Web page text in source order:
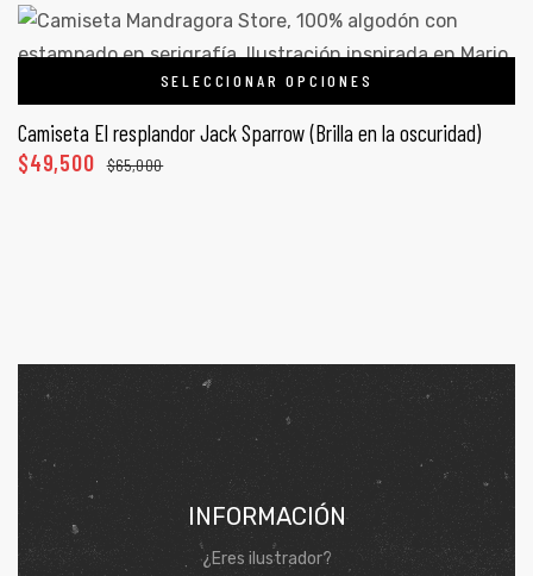
SELECCIONAR OPCIONES
Camiseta El resplandor Jack Sparrow (Brilla en la oscuridad)
$65,000
$49,500
INFORMACIÓN
¿Eres ilustrador?